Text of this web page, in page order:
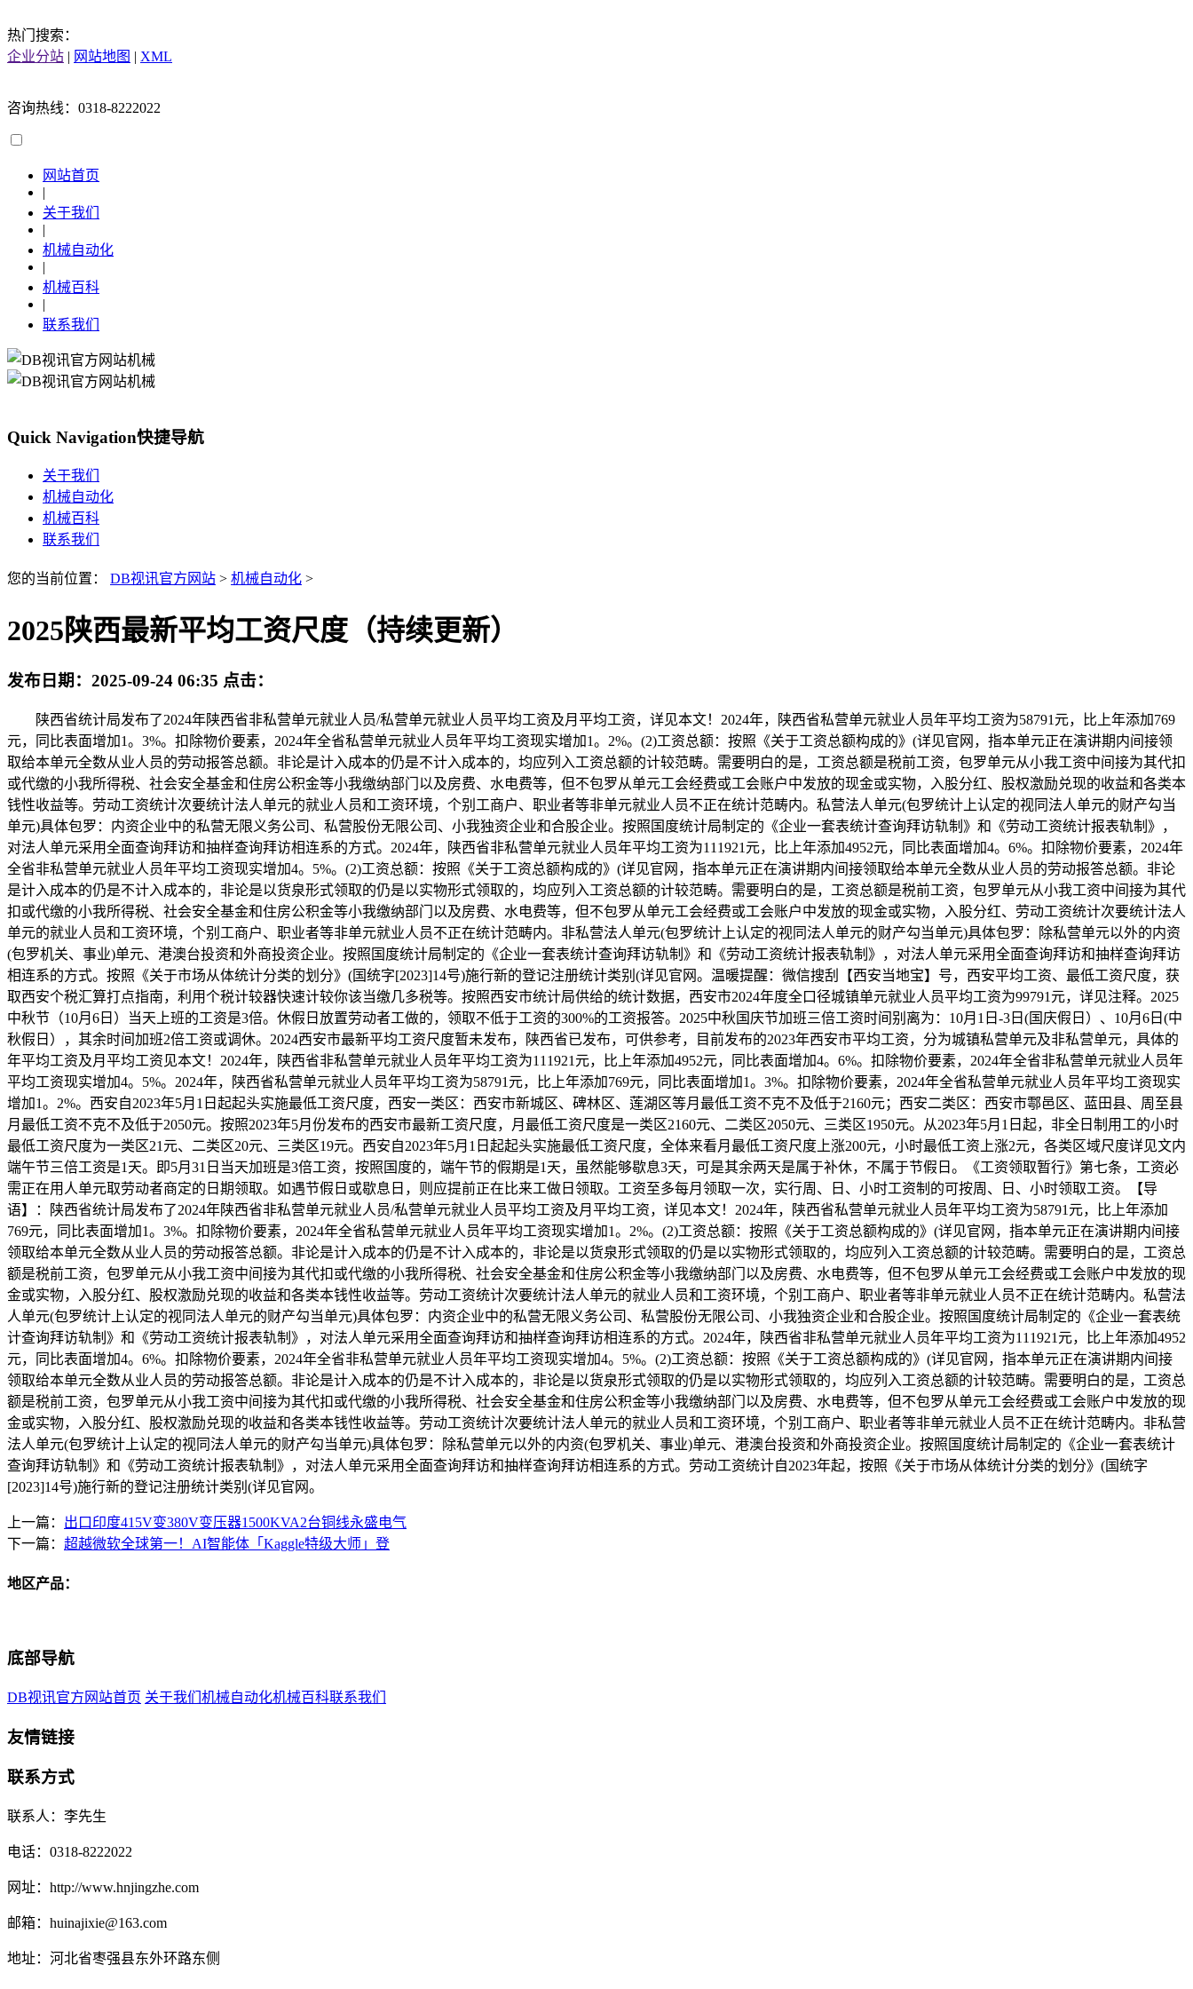
热门搜索：
企业分站 | 网站地图 | XML
咨询热线：0318-8222022
网站首页
|
关于我们
|
机械自动化
|
机械百科
|
联系我们
Quick Navigation快捷导航
关于我们
机械自动化
机械百科
联系我们
您的当前位置： DB视讯官方网站 > 机械自动化 >
2025陕西最新平均工资尺度（持续更新）
发布日期： 2025-09-24 06:35 点击：
陕西省统计局发布了2024年陕西省非私营单元就业人员/私营单元就业人员平均工资及月平均工资，详见本文！2024年，陕西省私营单元就业人员年平均工资为58791元，比上年添加769
元，同比表面增加1。3%。扣除物价要素，2024年全省私营单元就业人员年平均工资现实增加1。2%。(2)工资总额：按照《关于工资总额构成的》(详见官网，指本单元正在演讲期内间接领
取给本单元全数从业人员的劳动报答总额。非论是计入成本的仍是不计入成本的，均应列入工资总额的计较范畴。需要明白的是，工资总额是税前工资，包罗单元从小我工资中间接为其代扣
或代缴的小我所得税、社会安全基金和住房公积金等小我缴纳部门以及房费、水电费等，但不包罗从单元工会经费或工会账户中发放的现金或实物，入股分红、股权激励兑现的收益和各类本
钱性收益等。劳动工资统计次要统计法人单元的就业人员和工资环境，个别工商户、职业者等非单元就业人员不正在统计范畴内。私营法人单元(包罗统计上认定的视同法人单元的财产勾当
单元)具体包罗：内资企业中的私营无限义务公司、私营股份无限公司、小我独资企业和合股企业。按照国度统计局制定的《企业一套表统计查询拜访轨制》和《劳动工资统计报表轨制》，
对法人单元采用全面查询拜访和抽样查询拜访相连系的方式。2024年，陕西省非私营单元就业人员年平均工资为111921元，比上年添加4952元，同比表面增加4。6%。扣除物价要素，2024年
全省非私营单元就业人员年平均工资现实增加4。5%。(2)工资总额：按照《关于工资总额构成的》(详见官网，指本单元正在演讲期内间接领取给本单元全数从业人员的劳动报答总额。非论
是计入成本的仍是不计入成本的，非论是以货泉形式领取的仍是以实物形式领取的，均应列入工资总额的计较范畴。需要明白的是，工资总额是税前工资，包罗单元从小我工资中间接为其代
扣或代缴的小我所得税、社会安全基金和住房公积金等小我缴纳部门以及房费、水电费等，但不包罗从单元工会经费或工会账户中发放的现金或实物，入股分红、劳动工资统计次要统计法人
单元的就业人员和工资环境，个别工商户、职业者等非单元就业人员不正在统计范畴内。非私营法人单元(包罗统计上认定的视同法人单元的财产勾当单元)具体包罗：除私营单元以外的内资
(包罗机关、事业)单元、港澳台投资和外商投资企业。按照国度统计局制定的《企业一套表统计查询拜访轨制》和《劳动工资统计报表轨制》，对法人单元采用全面查询拜访和抽样查询拜访
相连系的方式。按照《关于市场从体统计分类的划分》(国统字[2023]14号)施行新的登记注册统计类别(详见官网。温暖提醒：微信搜刮【西安当地宝】号，西安平均工资、最低工资尺度，获
取西安个税汇算打点指南，利用个税计较器快速计较你该当缴几多税等。按照西安市统计局供给的统计数据，西安市2024年度全口径城镇单元就业人员平均工资为99791元，详见注释。2025
中秋节（10月6日）当天上班的工资是3倍。休假日放置劳动者工做的，领取不低于工资的300%的工资报答。2025中秋国庆节加班三倍工资时间别离为：10月1日-3日(国庆假日）、10月6日(中
秋假日），其余时间加班2倍工资或调休。2024西安市最新平均工资尺度暂未发布，陕西省已发布，可供参考，目前发布的2023年西安市平均工资，分为城镇私营单元及非私营单元，具体的
年平均工资及月平均工资见本文！2024年，陕西省非私营单元就业人员年平均工资为111921元，比上年添加4952元，同比表面增加4。6%。扣除物价要素，2024年全省非私营单元就业人员年
平均工资现实增加4。5%。2024年，陕西省私营单元就业人员年平均工资为58791元，比上年添加769元，同比表面增加1。3%。扣除物价要素，2024年全省私营单元就业人员年平均工资现实
增加1。2%。西安自2023年5月1日起起头实施最低工资尺度，西安一类区：西安市新城区、碑林区、莲湖区等月最低工资不克不及低于2160元；西安二类区：西安市鄠邑区、蓝田县、周至县
月最低工资不克不及低于2050元。按照2023年5月份发布的西安市最新工资尺度，月最低工资尺度是一类区2160元、二类区2050元、三类区1950元。从2023年5月1日起，非全日制用工的小时
最低工资尺度为一类区21元、二类区20元、三类区19元。西安自2023年5月1日起起头实施最低工资尺度，全体来看月最低工资尺度上涨200元，小时最低工资上涨2元，各类区域尺度详见文内
端午节三倍工资是1天。即5月31日当天加班是3倍工资，按照国度的，端午节的假期是1天，虽然能够歇息3天，可是其余两天是属于补休，不属于节假日。《工资领取暂行》第七条，工资必
需正在用人单元取劳动者商定的日期领取。如遇节假日或歇息日，则应提前正在比来工做日领取。工资至多每月领取一次，实行周、日、小时工资制的可按周、日、小时领取工资。【导
语】：陕西省统计局发布了2024年陕西省非私营单元就业人员/私营单元就业人员平均工资及月平均工资，详见本文！2024年，陕西省私营单元就业人员年平均工资为58791元，比上年添加
769元，同比表面增加1。3%。扣除物价要素，2024年全省私营单元就业人员年平均工资现实增加1。2%。(2)工资总额：按照《关于工资总额构成的》(详见官网，指本单元正在演讲期内间接
领取给本单元全数从业人员的劳动报答总额。非论是计入成本的仍是不计入成本的，非论是以货泉形式领取的仍是以实物形式领取的，均应列入工资总额的计较范畴。需要明白的是，工资总
额是税前工资，包罗单元从小我工资中间接为其代扣或代缴的小我所得税、社会安全基金和住房公积金等小我缴纳部门以及房费、水电费等，但不包罗从单元工会经费或工会账户中发放的现
金或实物，入股分红、股权激励兑现的收益和各类本钱性收益等。劳动工资统计次要统计法人单元的就业人员和工资环境，个别工商户、职业者等非单元就业人员不正在统计范畴内。私营法
人单元(包罗统计上认定的视同法人单元的财产勾当单元)具体包罗：内资企业中的私营无限义务公司、私营股份无限公司、小我独资企业和合股企业。按照国度统计局制定的《企业一套表统
计查询拜访轨制》和《劳动工资统计报表轨制》，对法人单元采用全面查询拜访和抽样查询拜访相连系的方式。2024年，陕西省非私营单元就业人员年平均工资为111921元，比上年添加4952
元，同比表面增加4。6%。扣除物价要素，2024年全省非私营单元就业人员年平均工资现实增加4。5%。(2)工资总额：按照《关于工资总额构成的》(详见官网，指本单元正在演讲期内间接
领取给本单元全数从业人员的劳动报答总额。非论是计入成本的仍是不计入成本的，非论是以货泉形式领取的仍是以实物形式领取的，均应列入工资总额的计较范畴。需要明白的是，工资总
额是税前工资，包罗单元从小我工资中间接为其代扣或代缴的小我所得税、社会安全基金和住房公积金等小我缴纳部门以及房费、水电费等，但不包罗从单元工会经费或工会账户中发放的现
金或实物，入股分红、股权激励兑现的收益和各类本钱性收益等。劳动工资统计次要统计法人单元的就业人员和工资环境，个别工商户、职业者等非单元就业人员不正在统计范畴内。非私营
法人单元(包罗统计上认定的视同法人单元的财产勾当单元)具体包罗：除私营单元以外的内资(包罗机关、事业)单元、港澳台投资和外商投资企业。按照国度统计局制定的《企业一套表统计
查询拜访轨制》和《劳动工资统计报表轨制》，对法人单元采用全面查询拜访和抽样查询拜访相连系的方式。劳动工资统计自2023年起，按照《关于市场从体统计分类的划分》(国统字
[2023]14号)施行新的登记注册统计类别(详见官网。
上一篇： 出口印度415V变380V变压器1500KVA2台铜线永盛电气
下一篇： 超越微软全球第一！AI智能体「Kaggle特级大师」登
地区产品：
底部导航
DB视讯官方网站首页 关于我们 机械自动化机械百科联系我们
友情链接
联系方式
联系人：李先生
电话：0318-8222022
网址：http://www.hnjingzhe.com
邮箱：huinajixie@163.com
地址：河北省枣强县东外环路东侧